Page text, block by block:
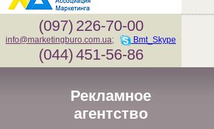
(097) 226-70-00
info@marketingburo.com.ua; Bmt_Skype
(044) 451-56-86
Рекламное
агентство